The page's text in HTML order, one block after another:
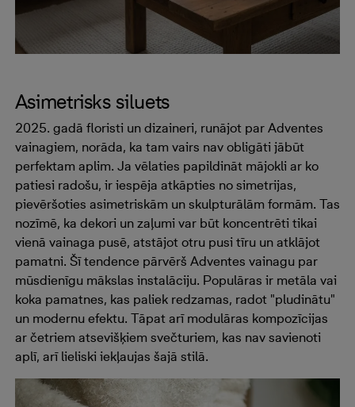
Asimetrisks siluets
2025. gadā floristi un dizaineri, runājot par Adventes
vainagiem, norāda, ka tam vairs nav obligāti jābūt
perfektam aplim. Ja vēlaties papildināt mājokli ar ko
patiesi radošu, ir iespēja atkāpties no simetrijas,
pievēršoties asimetriskām un skulpturālām formām. Tas
nozīmē, ka dekori un zaļumi var būt koncentrēti tikai
vienā vainaga pusē, atstājot otru pusi tīru un atklājot
pamatni. Šī tendence pārvērš Adventes vainagu par
mūsdienīgu mākslas instalāciju. Populāras ir metāla vai
koka pamatnes, kas paliek redzamas, radot "pludinātu"
un modernu efektu. Tāpat arī modulāras kompozīcijas
ar četriem atsevišķiem svečturiem, kas nav savienoti
aplī, arī lieliski iekļaujas šajā stilā.